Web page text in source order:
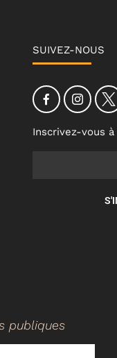
SUIVEZ-NOUS
Inscrivez-vous
publiques